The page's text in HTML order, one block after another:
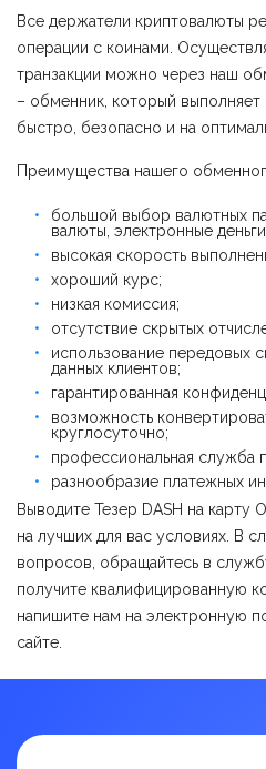
Все держатели криптовалюты
операции с коинами.
транзакции можно через наш
– обменник, который
быстро, безопасно и на
Преимущества нашего
большой выбор валютных
валюты, электронные
высокая скорость
хороший курс;
низкая комиссия;
отсутствие скрытых
использование передовых
данных клиентов;
гарантированная
возможность
круглосуточно;
профессиональная служба
разнообразие платежных
Выводите Тезер DASH на карту
на лучших для вас условиях. В
вопросов, обращайтесь в
получите квалифицированную
напишите нам на электронную
сайте.